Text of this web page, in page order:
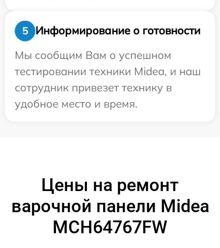
5
Информирование о готовности
Мы сообщим Вам о успешном
тестировании техники Midea, и наш
сотрудник привезет технику в
удобное место и время.
Цены на ремонт
варочной панели Midea
MCH64767FW